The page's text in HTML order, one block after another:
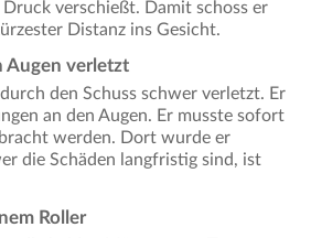
verschießt. Damit schoss er
Distanz ins Gesicht.
Augen verletzt
den Schuss schwer verletzt. Er
an den Augen. Er musste sofort
werden. Dort wurde er
die Schäden langfristig sind, ist
Roller